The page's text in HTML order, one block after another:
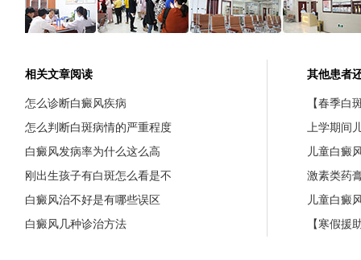
相关文章阅读
怎么诊断白癜风疾病
怎么判断白斑病情的严重程度
白癜风发病率为什么这么高
刚出生孩子有白斑怎么看是不
白癜风治不好是有哪些误区
白癜风几种诊治方法
其他患者
【春季白
上学期间
儿童白癜
激素类药
儿童白癜
【寒假援